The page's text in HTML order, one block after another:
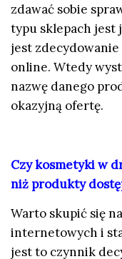
zdawać sobie
typu sklepach jest
jest
online. Wtedy
nazwę danego
okazyjną ofertę.
Czy kosmetyki w
niż produkty
Warto skupić się
internetowych i
jest to czynnik